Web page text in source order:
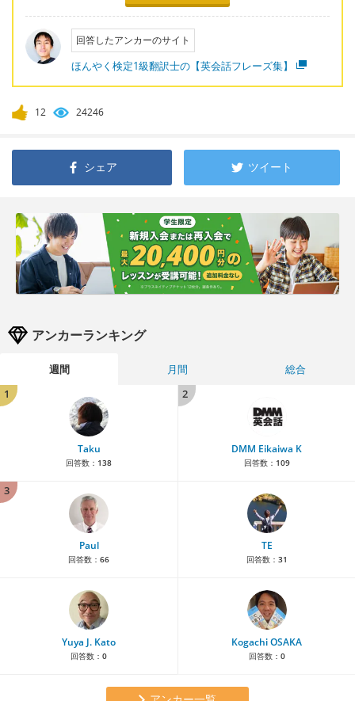
回答したアンカーのサイト
ほんやく検定1級翻訳士の【英会話フレーズ集】
12 24246
シェア ツイート
アンカーランキング
週間 月間
総合
1
Taku
回答数： 138
2
DMM Eikaiwa K
回答数： 109
3
Paul
回答数： 66
TE
回答数： 31
Yuya J. Kato
回答数： 0
Kogachi OSAKA
回答数： 0